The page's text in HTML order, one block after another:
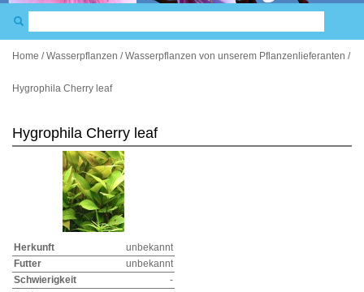
Home /Wasserpflanzen /Wasserpflanzen von unserem Pflanzenlieferanten /
Hygrophila Cherry leaf
Hygrophila Cherry leaf
Herkunft
unbekannt
Futter
unbekannt
Schwierigkeit
-